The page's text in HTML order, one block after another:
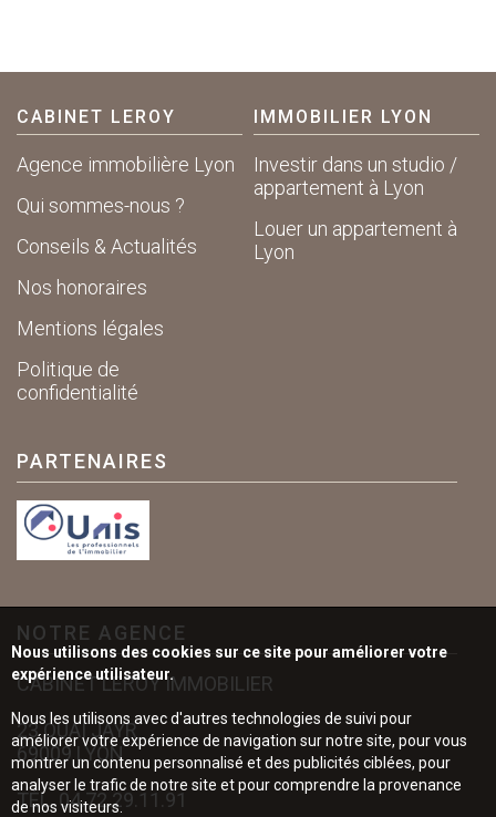
CABINET LEROY
Agence immobilière Lyon
Qui sommes-nous ?
Conseils & Actualités
Nos honoraires
Mentions légales
Politique de
confidentialité
IMMOBILIER LYON
Investir dans un studio /
appartement à Lyon
Louer un appartement à
Lyon
PARTENAIRES
NOTRE AGENCE
CABINET LEROY IMMOBILIER
23 QUAI JAYR
69009 LYON
TÉL.04.72.29.11.91
Nous utilisons des cookies sur ce site pour améliorer votre
expérience utilisateur.
Nous les utilisons avec d'autres technologies de suivi pour
améliorer votre expérience de navigation sur notre site, pour vous
montrer un contenu personnalisé et des publicités ciblées, pour
analyser le trafic de notre site et pour comprendre la provenance
de nos visiteurs.